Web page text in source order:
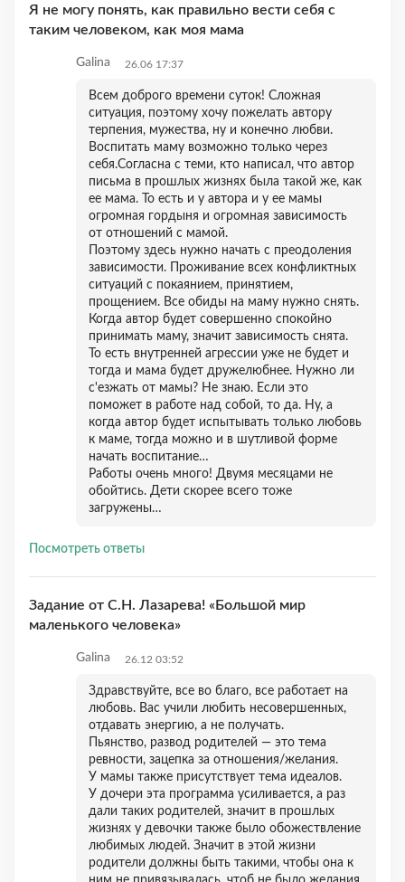
Я не могу понять, как правильно вести себя с
таким человеком, как моя мама
Galina 26.06 17:37
Всем доброго времени суток! Сложная
ситуация, поэтому хочу пожелать автору
терпения, мужества, ну и конечно любви.
Воспитать маму возможно только через
себя.Согласна с теми, кто написал, что автор
письма в прошлых жизнях была такой же, как
ее мама. То есть и у автора и у ее мамы
огромная гордыня и огромная зависимость
от отношений с мамой.
Поэтому здесь нужно начать с преодоления
зависимости. Проживание всех конфликтных
ситуаций с покаянием, принятием,
прощением. Все обиды на маму нужно снять.
Когда автор будет совершенно спокойно
принимать маму, значит зависимость снята.
То есть внутренней агрессии уже не будет и
тогда и мама будет дружелюбнее. Нужно ли
с'езжать от мамы? Не знаю. Если это
поможет в работе над собой, то да. Ну, а
когда автор будет испытывать только любовь
к маме, тогда можно и в шутливой форме
начать воспитание…
Работы очень много! Двумя месяцами не
обойтись. Дети скорее всего тоже
загружены…
Посмотреть ответы
Задание от С.Н. Лазарева! «Большой мир
маленького человека»
Galina 26.12 03:52
Здравствуйте, все во благо, все работает на
любовь. Вас учили любить несовершенных,
отдавать энергию, а не получать.
Пьянство, развод родителей — это тема
ревности, зацепка за отношения/желания.
У мамы также присутствует тема идеалов.
У дочери эта программа усиливается, а раз
дали таких родителей, значит в прошлых
жизнях у девочки также было обожествление
любимых людей. Значит в этой жизни
родители должны быть такими, чтобы она к